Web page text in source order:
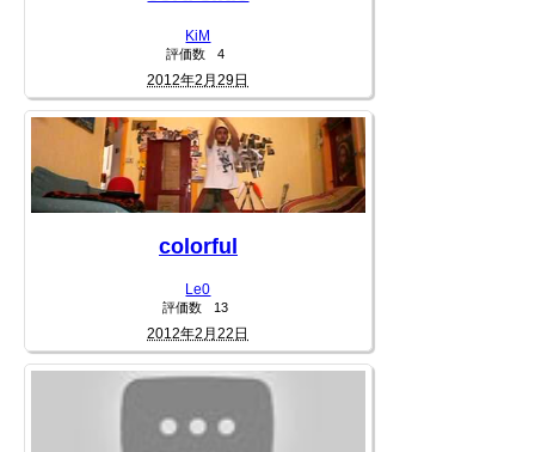
KiM
評価数 4
2012年2月29日
colorful
Le0
評価数 13
2012年2月22日